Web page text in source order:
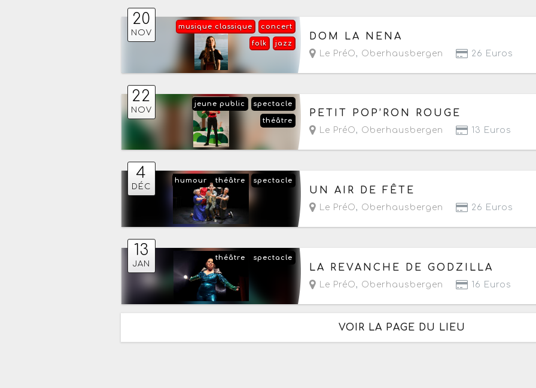
20
NOV
concert
musique classique
jazz
folk
Le vendredi 20 novembre 2026
DOM LA NENA
Le PréO, Oberhausbergen 26 Euros
22
NOV
spectacle
jeune public
théâtre
Le dimanche 22 novembre 2026
PETIT POP’RON ROUGE
Le PréO, Oberhausbergen 13 Euros
4
DÉC
spectacle
théâtre
humour
Le vendredi 4 décembre 2026
UN AIR DE FÊTE
Le PréO, Oberhausbergen 26 Euros
13
JAN
spectacle
théâtre
Le mercredi 13 janvier 2027 à partir de 19h
LA REVANCHE DE GODZILLA
Le PréO, Oberhausbergen 16 Euros
VOIR LA PAGE DU LIEU